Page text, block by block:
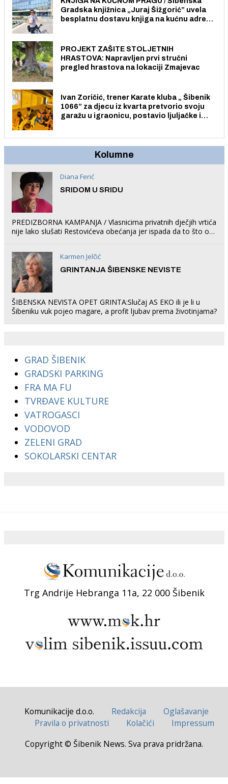
Gradska knjižnica „Juraj Šižgorić” uvela
besplatnu dostavu knjiga na kućnu adresu
PROJEKT ZAŠITE STOLJETNIH
HRASTOVA: Napravljen prvi stručni
pregled hrastova na lokaciji Zmajevac
Ivan Zoričić, trener Karate kluba „ Šibenik
1066” za djecu iz kvarta pretvorio svoju
garažu u igraonicu, postavio ljuljačke i
Kolumne
Diana Ferić
SRIDOM U SRIDU
PREDIZBORNA KAMPANJA / Vlasnicima privatnih dječjih vrtića
nije lako slušati Restovićeva obećanja jer ispada da to što oni
Karmen Jelčić
GRINTANJA ŠIBENSKE NEVISTE
ŠIBENSKA NEVISTA OPET GRINTA:Slučaj AS EKO ili je li u
Šibeniku vuk pojeo magare, a profit ljubav prema životinjama?
GRAD ŠIBENIK
GRADSKI PARKING
FRA MA FU
TVRĐAVE KULTURE
VATROGASCI
VODOVOD
ZELENI GRAD
SOKOLARSKI CENTAR
Trg Andrije Hebranga 11a, 22 000 Šibenik
Komunikacije d.o.o. Redakcija
Oglašavanje
Pravila o privatnosti
Kolačići
Impressum
Copyright © Šibenik News. Sva prava pridržana.